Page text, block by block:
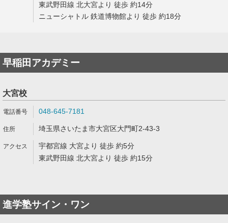
東武野田線 北大宮より 徒歩 約14分
ニューシャトル 鉄道博物館より 徒歩 約18分
早稲田アカデミー
大宮校
048-645-7181
埼玉県さいたま市大宮区大門町2-43-3
宇都宮線 大宮より 徒歩 約5分
東武野田線 北大宮より 徒歩 約15分
進学塾サイン・ワン